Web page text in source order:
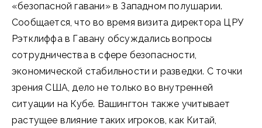
«безопасной гавани» в Западном полушарии.
Сообщается, что во время визита директора ЦРУ
Рэтклиффа в Гавану обсуждались вопросы
сотрудничества в сфере безопасности,
экономической стабильности и разведки. С точки
зрения США, дело не только во внутренней
ситуации на Кубе. Вашингтон также учитывает
растущее влияние таких игроков, как Китай,